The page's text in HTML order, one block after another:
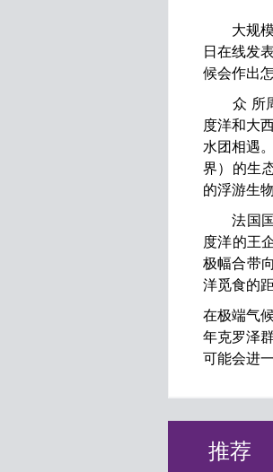
大规模
日在线发
候会作出
众 所周
度洋和大
水团相遇
界）的生
的浮游生
法国国家
度洋的王
极幅合带
洋觅食的
在极端气
年克罗泽
可能会进
推荐